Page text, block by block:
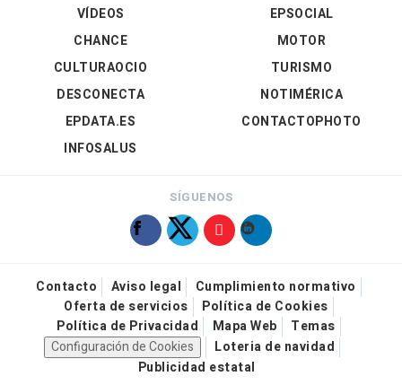
VÍDEOS
EPSOCIAL
CHANCE
CULTURAOCIO
DESCONECTA
EPDATA.ES
INFOSALUS
MOTOR
TURISMO
NOTIMÉRICA
CONTACTOPHOTO
SÍGUENOS
Contacto Aviso legal
Cumplimiento normativo
Oferta de servicios
Política de Cookies
Política de Privacidad
Mapa Web
Temas
Configuración de Cookies
Loteria de navidad
Publicidad estatal